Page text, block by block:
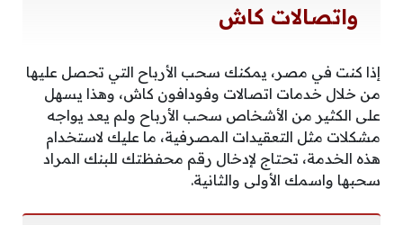
واتصالات كاش
إذا كنت في مصر، يمكنك سحب الأرباح التي تحصل عليها
من خلال خدمات اتصالات وفودافون كاش، وهذا يسهل
على الكثير من الأشخاص سحب الأرباح ولم يعد يواجه
مشكلات مثل التعقيدات المصرفية، ما عليك لاستخدام
هذه الخدمة، تحتاج لإدخال رقم محفظتك للبنك المراد
سحبها واسمك الأولى والثانية.